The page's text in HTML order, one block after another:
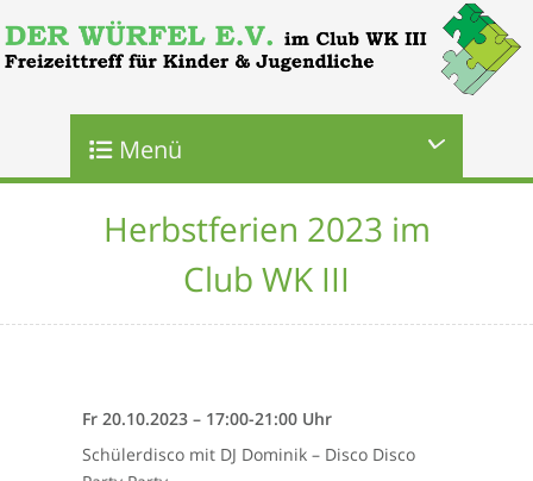
Menü
Herbstferien 2023 im
Club WK III
Fr 20.10.2023 – 17:00-21:00 Uhr
Schülerdisco mit DJ Dominik – Disco Disco